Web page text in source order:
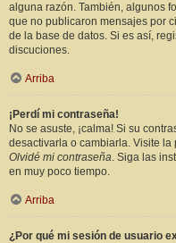
alguna razón. También, algunos
que no publicaron mensajes por
de la base de datos. Si es así,
discuciones.
Arriba
¡Perdí mi contraseña!
No se asuste, ¡calma! Si su
desactivarla o cambiarla. Visite
Olvidé mi contraseña. Siga las
en muy poco tiempo.
Arriba
¿Por qué mi sesión de usuario